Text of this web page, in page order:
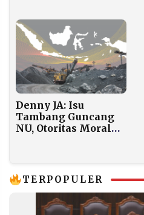
Denny JA: Isu
Tambang Guncang
NU, Otoritas Moral
TERPOPULER